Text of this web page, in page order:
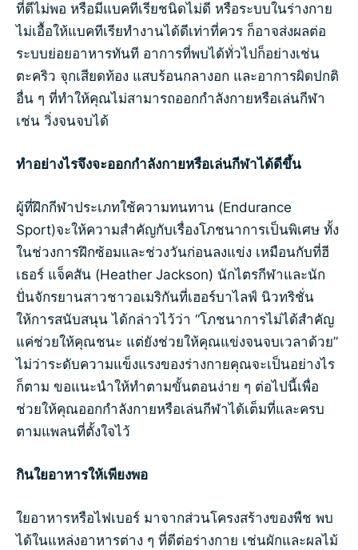
ที่ดีไม่พอ หรือมีแบคทีเรียชนิดไม่ดี หรือระบบในร่างกาย
ไม่เอื้อให้แบคทีเรียทำงานได้ดีเท่าที่ควร ก็อาจส่งผลต่อ
ระบบย่อยอาหารทันที อาการที่พบได้ทั่วไปก็อย่างเช่น
ตะคริว จุกเสียดท้อง แสบร้อนกลางอก และอาการผิดปกติ
อื่น ๆ ที่ทำให้คุณไม่สามารถออกกำลังกายหรือเล่นกีฬา
เช่น วิ่งจนจบได้
ทำอย่างไรจึงจะออกกำลังกายหรือเล่นกีฬาได้ดีขึ้น
ผู้ที่ฝึกกีฬาประเภทใช้ความทนทาน (Endurance
Sport)จะให้ความสำคัญกับเรื่องโภชนาการเป็นพิเศษ ทั้ง
ในช่วงการฝึกซ้อมและช่วงวันก่อนลงแข่ง เหมือนกับที่ฮี
เธอร์ แจ็คสัน (Heather Jackson) นักไตรกีฬาและนัก
ปั่นจักรยานสาวชาวอเมริกันที่เฮอร์บาไลฟ์ นิวทริชั่น
ให้การสนับสนุน ได้กล่าวไว้ว่า “โภชนาการไม่ได้สำคัญ
แค่ช่วยให้คุณชนะ แต่ยังช่วยให้คุณแข่งจนจบเวลาด้วย”
ไม่ว่าระดับความแข็งแรงของร่างกายคุณจะเป็นอย่างไร
ก็ตาม ขอแนะนำให้ทำตามขั้นตอนง่าย ๆ ต่อไปนี้เพื่อ
ช่วยให้คุณออกกำลังกายหรือเล่นกีฬาได้เต็มที่และครบ
ตามแพลนที่ตั้งใจไว้
กินใยอาหารให้เพียงพอ
ใยอาหารหรือไฟเบอร์ มาจากส่วนโครงสร้างของพืช พบ
ได้ในแหล่งอาหารต่าง ๆ ที่ดีต่อร่างกาย เช่นผักและผลไม้